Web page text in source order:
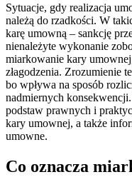
Sytuacje, gdy realizacja
należą do rzadkości. W
karę umowną – sankcję
nienależyte wykonanie
miarkowanie kary
złagodzenia. Zrozumienie
bo wpływa na sposób
nadmiernych
podstaw prawnych i
kary umownej, a także
umowne.
Co oznacza